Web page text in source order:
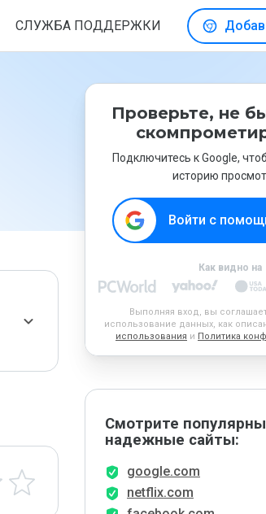
СЛУЖБА ПОДДЕРЖКИ
Проверьте, не
Подключитесь к Google,
историю
Войти с
Как видно на
Выполняя вход, вы
использование данных, как
использования и Политика
Смотрите
надежные сайты:
google.com
netflix.com